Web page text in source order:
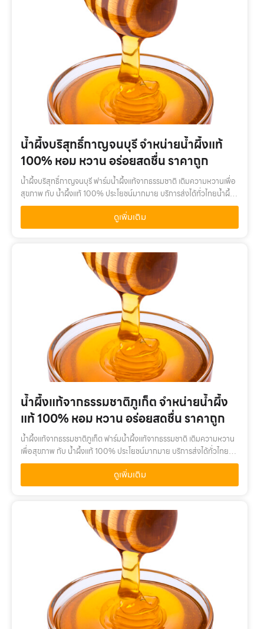
น้ำผึ้งบริสุทธิ์กาญจนบุรี จำหน่ายน้ำผึ้งแท้
100% หอม หวาน อร่อยสดชื่น ราคาถูก
น้ำผึ้งบริสุทธิ์กาญจนบุรี ฟาร์มน้ำผึ้งแท้จากธรรมชาติ เติมความหวานเพื่อ
สุขภาพ กับ น้ำผึ้งแท้ 100% ประโยชน์มากมาย บริการส่งได้ทั่วไทยน้ำผึ้ง
บริสุทธิ์กาญจนบุรี เติมความหวานเพื่อสุขภาพ กับ น้ำผึ้งแท้ 100%…
ดูเพิ่มเติม
น้ำผึ้งแท้จากธรรมชาติภูเก็ต จำหน่ายน้ำผึ้ง
แท้ 100% หอม หวาน อร่อยสดชื่น ราคาถูก
น้ำผึ้งแท้จากธรรมชาติภูเก็ต ฟาร์มน้ำผึ้งแท้จากธรรมชาติ เติมความหวาน
เพื่อสุขภาพ กับ น้ำผึ้งแท้ 100% ประโยชน์มากมาย บริการส่งได้ทั่วไทยน้ำ
ผึ้งแท้จากธรรมชาติภูเก็ต เติมความหวานเพื่อสุขภาพ กับ น้ำผึ้งแท้ …
ดูเพิ่มเติม